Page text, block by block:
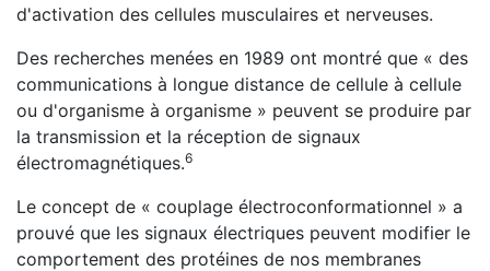
d'activation des cellules musculaires et nerveuses.
Des recherches menées en 1989 ont montré que « des
communications à longue distance de cellule à cellule
ou d'organisme à organisme » peuvent se produire par
la transmission et la réception de signaux
électromagnétiques.6
Le concept de « couplage électroconformationnel » a
prouvé que les signaux électriques peuvent modifier le
comportement des protéines de nos membranes